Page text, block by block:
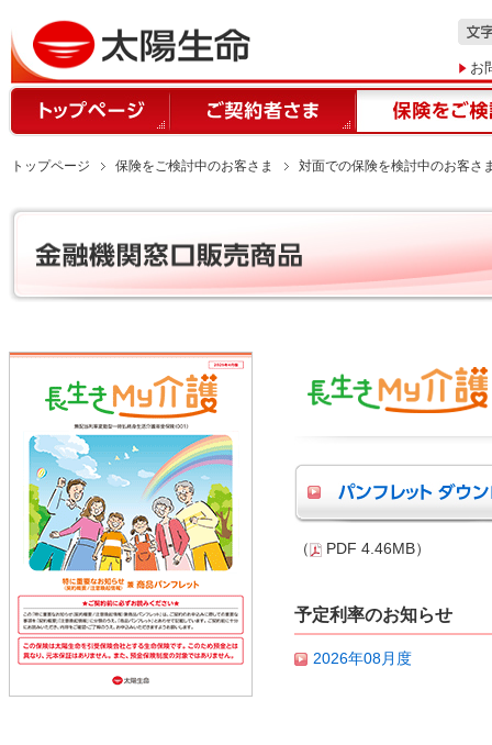
お
トップページ 保険をご検討中のお客さま 対面での保険を検討中のお客さ
（ PDF 4.46MB）
予定利率のお知らせ
2026年08月度